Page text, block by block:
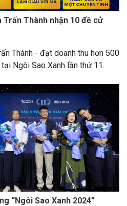
Trấn Thành nhận 10 đề cử
Thành - đạt doanh thu hơn 500
Ngôi Sao Xanh lần thứ 11.
“Ngôi Sao Xanh 2024”